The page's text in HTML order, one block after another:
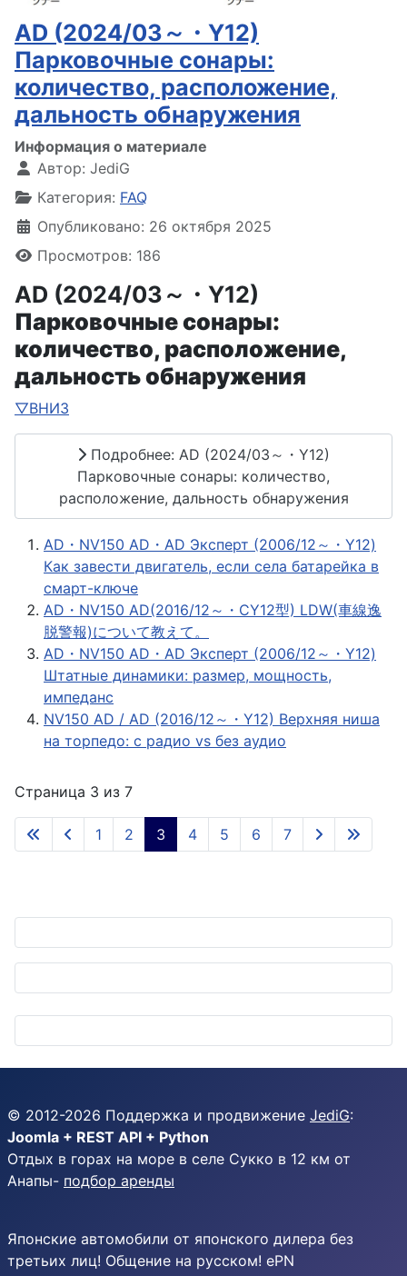
AD (2024/03～・Y12)
Парковочные сонары:
количество, расположение,
дальность обнаружения
Информация о материале
Автор: JediG
Категория: FAQ
Опубликовано: 26 октября 2025
Просмотров: 186
AD (2024/03～・Y12)
Парковочные сонары:
количество, расположение,
дальность обнаружения
▽ВНИЗ
Подробнее: AD (2024/03～・Y12)
Парковочные сонары: количество,
расположение, дальность обнаружения
AD・NV150 AD・AD Эксперт (2006/12～・Y12)
Как завести двигатель, если села батарейка в
смарт-ключе
AD・NV150 AD(2016/12～・CY12型) LDW(車線逸
脱警報)について教えて。
AD・NV150 AD・AD Эксперт (2006/12～・Y12)
Штатные динамики: размер, мощность,
импеданс
NV150 AD / AD (2016/12～・Y12) Верхняя ниша
на торпедо: с радио vs без аудио
Страница 3 из 7
1 2 3 4 5 6 7
© 2012-2026 Поддержка и продвижение JediG:
Joomla + REST API + Python
Отдых в горах на море в селе Сукко в 12 км от
Анапы- подбор аренды
Японские автомобили от японского дилера без
третьих лиц! Общение на русском! ePN